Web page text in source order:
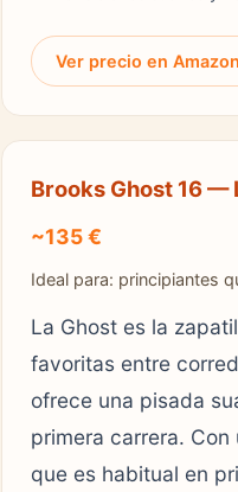
Ver precio en Amazon
Brooks Ghost 16 —
~135 €
Ideal para: principiantes
La Ghost es la
favoritas entre
ofrece una pisada
primera carrera.
que es habitual en